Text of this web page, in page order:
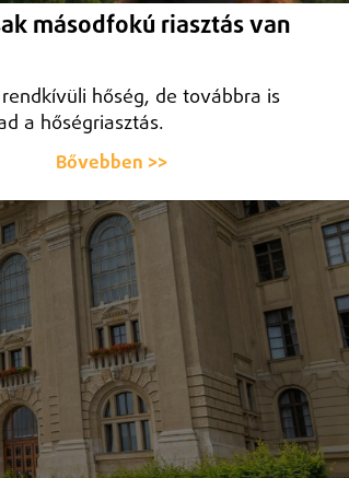
rangsorában: bekerült a legjobb tíz hazai
másodfokú riasztás van
hőség, de továbbra is
a hőségriasztás.
Bővebben >>